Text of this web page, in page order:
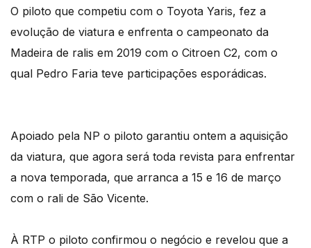
O piloto que competiu com o Toyota Yaris, fez a
evolução de viatura e enfrenta o campeonato da
Madeira de ralis em 2019 com o Citroen C2, com o
qual Pedro Faria teve participações esporádicas.
Apoiado pela NP o piloto garantiu ontem a aquisição
da viatura, que agora será toda revista para enfrentar
a nova temporada, que arranca a 15 e 16 de março
com o rali de São Vicente.
À RTP o piloto confirmou o negócio e revelou que a